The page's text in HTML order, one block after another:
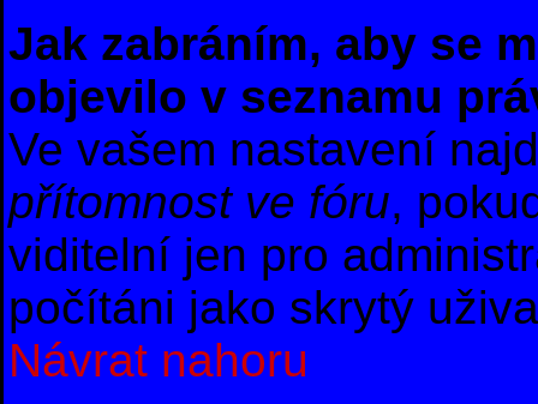
Jak zabráním, aby se
objevilo v seznamu
Ve vašem nastavení
přítomnost ve fóru,
viditelní jen pro
počítáni jako skrytý
Návrat nahoru